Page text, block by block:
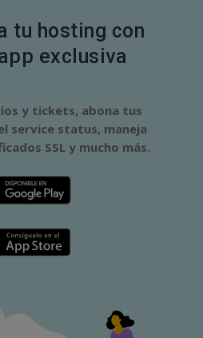
tu hosting con
exclusiva
y tickets, abona tus
service status, maneja
SSL y mucho más.